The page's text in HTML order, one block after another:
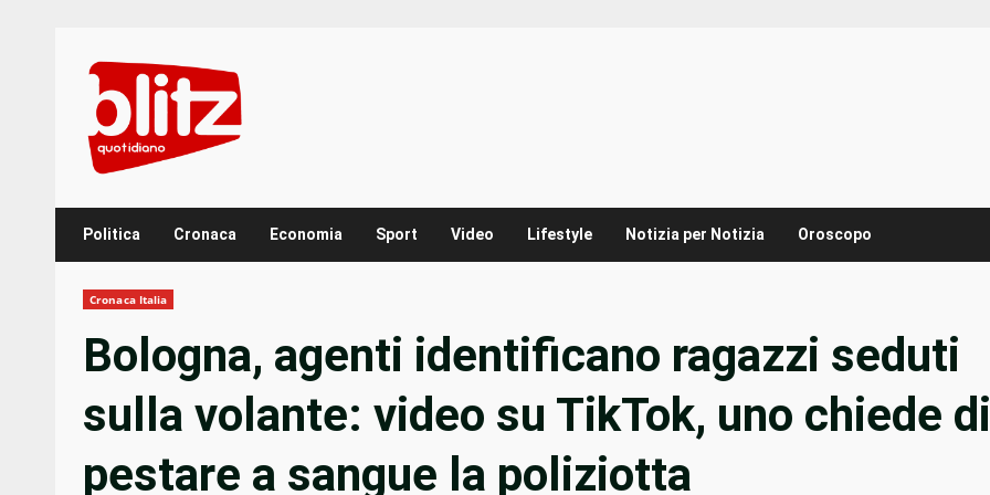
content
Politica Cronaca Economia Sport Video Lifestyle Notizia per Notizia Oroscopo
Cronaca Italia
Bologna, agenti identificano ragazzi seduti
sulla volante: video su TikTok, uno chiede di
pestare a sangue la poliziotta